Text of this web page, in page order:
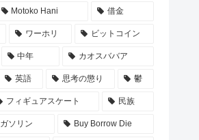
Motoko Hani 借金
ワーホリ ビットコイン
中年 カオスババア
英語 思考の懲り 鬱
フィギュアスケート 民族
ガソリン Buy Borrow Die